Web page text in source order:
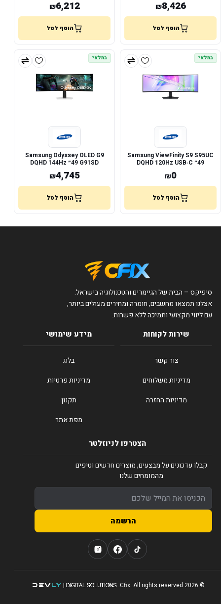
₪8,426
הוסף לסל
₪6,212
הוסף לסל
במלאי
Samsung ViewFinity S9 S95UC
₪0
הוסף לסל
במלאי
Samsung Odyssey OLED G9
G91SD ‏49״ DQHD 144Hz
₪4,745
הוסף לסל
סיפיקס – הבית של הגיימרים והטכנולוגיה בישראל.
אצלנו תמצאו מחשבים, חומרה ומחירים מעולים ביותר,
עם ליווי מקצועי ותמיכה ללא פשרות.
שירות לקוחות
צור קשר
מדיניות משלוחים
מדיניות החזרה
מידע שימושי
בלוג
מדיניות פרטיות
תקנון
מפת אתר
הצטרפו לניוזלטר
קבלו עדכונים על מבצעים, מוצרים חדשים וטיפים
מהמומחים שלנו
הרשמה
© 2026 Cfix. All rights reserved.